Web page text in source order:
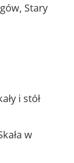
Stary
i stół
w